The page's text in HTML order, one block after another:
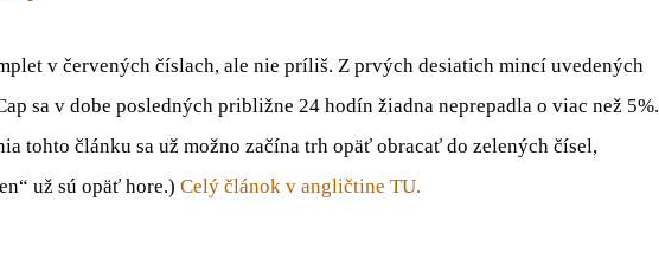
v červených číslach, ale nie príliš. Z prvých desiatich mincí uvedených
sa v dobe posledných približne 24 hodín žiadna neprepadla o viac než 5%.
tohto článku sa už možno začína trh opäť obracať do zelených čísel,
už sú opäť hore.) Celý článok v angličtine TU.